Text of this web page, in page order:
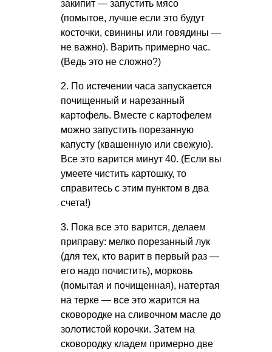
закипит — запустить мясо
(помытое, лучше если это будут
косточки, свинины или говядины —
не важно). Варить примерно час.
(Ведь это не сложно?)
2. По истечении часа запускается
почищенный и нарезанный
картофель. Вместе с картофелем
можно запустить порезанную
капусту (квашенную или свежую).
Все это варится минут 40. (Если вы
умеете чистить картошку, то
справитесь с этим пунктом в два
счета!)
3. Пока все это варится, делаем
приправу: мелко порезанный лук
(для тех, кто варит в первый раз —
его надо почистить), морковь
(помытая и почищенная), натертая
на терке — все это жарится на
сковородке на сливочном масле до
золотистой корочки. Затем на
сковородку кладем примерно две